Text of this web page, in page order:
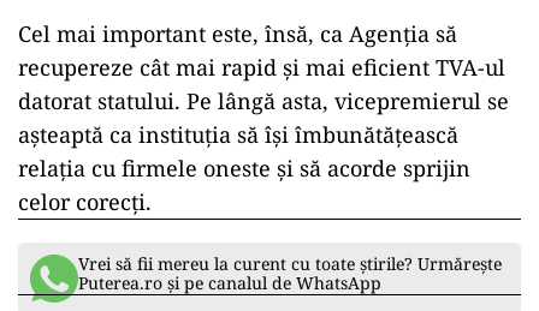
Cel mai important este, însă, ca Agenția să
recupereze cât mai rapid și mai eficient TVA-ul
datorat statului. Pe lângă asta, vicepremierul se
așteaptă ca instituția să își îmbunătățească
relația cu firmele oneste și să acorde sprijin
celor corecți.
Vrei să fii mereu la curent cu toate știrile? Urmărește
Puterea.ro și pe canalul de WhatsApp